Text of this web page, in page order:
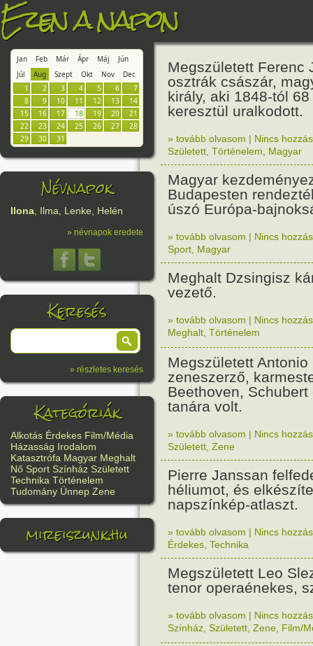
Ezen a napon
Jan Feb Már Ápr Máj
Jún
Júl
Aug Szept Okt Nov
Dec
1
2 3 4 5 6
7
8
9 10 11 12 13
14
15
16 17 18 19 20
21
22
23 24 25 26 27
28
29
30 31
Névnapok
Ilona, Ilma, Lenke, Helén
» névnapok eredete
Keresés
» részletes keresés
Kategóriák
Alkotás Érdekes Film/Média
Házasság Irodalom
Katasztrófa Magyar Meghalt
Nő Sport Színház Született
Technika Történelem
Tudomány Ünnep Zene
mireiszunk.hu
Megszületett Ferenc
osztrák császár,
király, aki 1848-tól
keresztül uralkodott.
» tovább olvasom | Nincs
Született Történelem Magyar
Magyar
Budapesten
úszó Európa-
» tovább olvasom | Nincs
Sport Magyar
Meghalt Dzsingisz
vezető.
» tovább olvasom | Nincs
Meghalt Történelem
Megszületett
zeneszerző,
Beethoven, Schubert
tanára volt.
» tovább olvasom | Nincs
Született Zene
Pierre Janssan
héliumot, és
napszínkép-atlaszt.
» tovább olvasom | Nincs
Érdekes Technika
Megszületett Leo
tenor operaénekes,
» tovább olvasom | Nincs
Színház Született Zene Film/